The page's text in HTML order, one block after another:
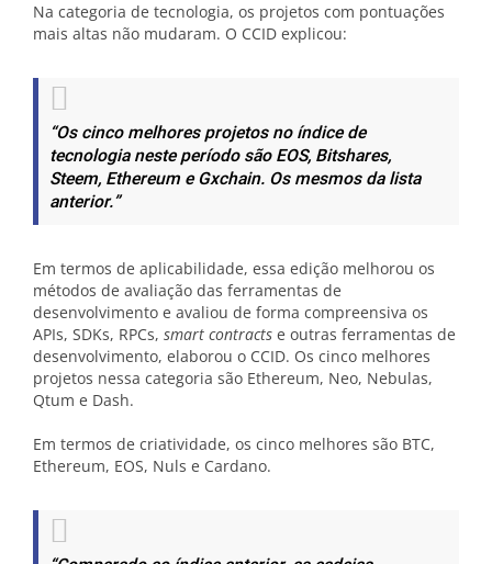
Na categoria de tecnologia, os projetos com pontuações
mais altas não mudaram. O CCID explicou:
“Os cinco melhores projetos no índice de
tecnologia neste período são EOS, Bitshares,
Steem, Ethereum e Gxchain. Os mesmos da lista
anterior.”
Em termos de aplicabilidade, essa edição melhorou os
métodos de avaliação das ferramentas de
desenvolvimento e avaliou de forma compreensiva os
APIs, SDKs, RPCs, smart contracts e outras ferramentas de
desenvolvimento, elaborou o CCID. Os cinco melhores
projetos nessa categoria são Ethereum, Neo, Nebulas,
Qtum e Dash.
Em termos de criatividade, os cinco melhores são BTC,
Ethereum, EOS, Nuls e Cardano.